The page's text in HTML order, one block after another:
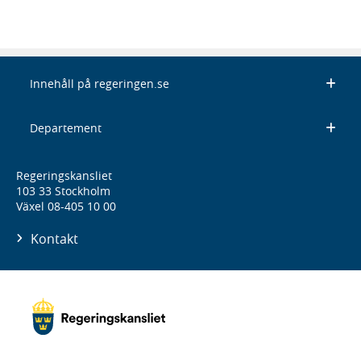
Innehåll på regeringen.se
Departement
Regeringskansliet
103 33 Stockholm
Växel 08-405 10 00
Kontakt